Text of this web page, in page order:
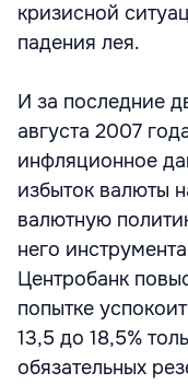
кризисной
падения лея.
И за последние
августа 2007
инфляционное
избыток валюты
валютную
него
Центробанк
попытке
13,5 до 18,5%
обязательных